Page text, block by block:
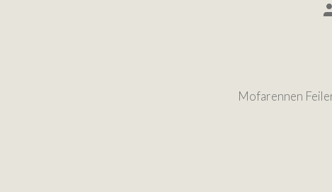
Mofarennen